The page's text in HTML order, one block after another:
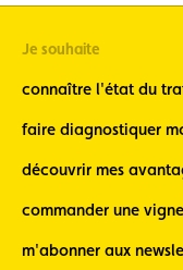
Je souhaite
connaître l'état du
faire diagnostiquer
découvrir mes
commander une
m'abonner aux